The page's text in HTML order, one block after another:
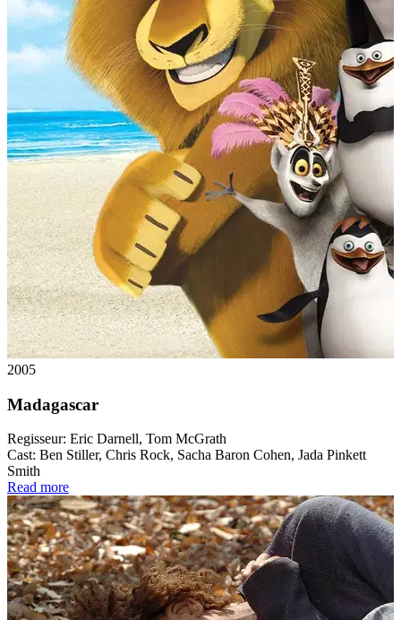
2005
Madagascar
Regisseur: Eric Darnell, Tom McGrath
Cast: Ben Stiller, Chris Rock, Sacha Baron Cohen, Jada Pinkett
Smith
Read more